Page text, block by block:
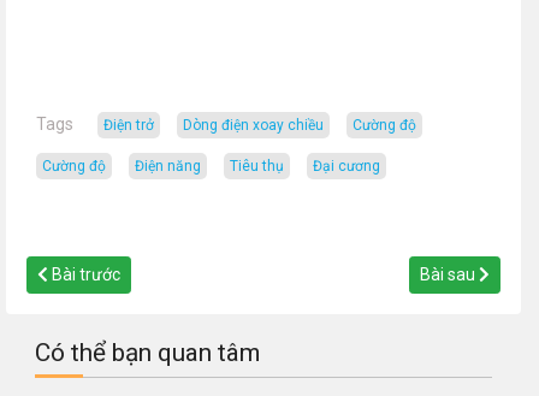
Tags điện trở dòng điện xoay chiều cường độ
cường độ điện năng tiêu thụ đại cương
Bài trước Bài sau
Có thể bạn quan tâm